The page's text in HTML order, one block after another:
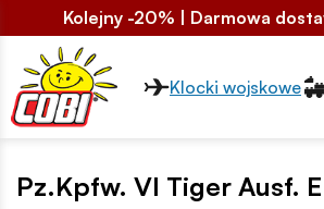
Kolejny -20% | Darmowa
Przełącznik
Klocki wojskowe
Pz.Kpfw. VI Tiger Ausf. E